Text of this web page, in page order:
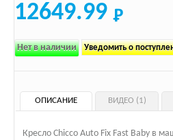
12649.99
Нет в наличии Уведомить о
ОПИСАНИЕ ВИДЕО (1)
Кресло Chicco Auto Fix Fast Baby в